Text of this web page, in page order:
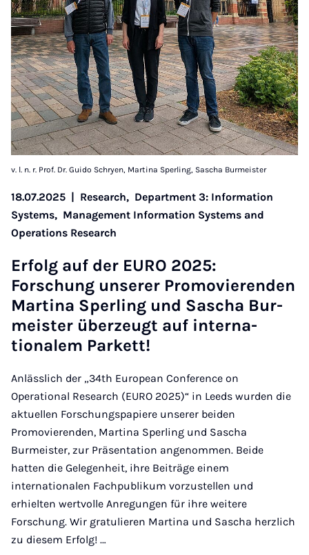
v. l. n. r. Prof. Dr. Guido Schryen, Martina Sperling, Sascha Burmeister
18.07.2025 Research, Department 3: Information
Systems, Management Information Systems and
Operations Research
Er­folg auf der EURO 2025:
Forschung un­ser­er Pro­movi­er­enden
Mar­tina Sper­ling und Sascha Bur­
meister überzeugt auf in­ter­na­
tionalem Par­kett!
Anlässlich der „34th European Conference on
Operational Research (EURO 2025)“ in Leeds wurden die
aktuellen Forschungspapiere unserer beiden
Promovierenden, Martina Sperling und Sascha
Burmeister, zur Präsentation angenommen. Beide
hatten die Gelegenheit, ihre Beiträge einem
internationalen Fachpublikum vorzustellen und
erhielten wertvolle Anregungen für ihre weitere
Forschung. Wir gratulieren Martina und Sascha herzlich
zu diesem Erfolg! …